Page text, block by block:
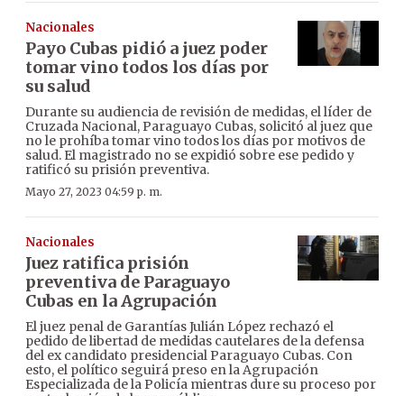
Nacionales
Payo Cubas pidió a juez poder
tomar vino todos los días por
su salud
Durante su audiencia de revisión de medidas, el líder de
Cruzada Nacional, Paraguayo Cubas, solicitó al juez que
no le prohíba tomar vino todos los días por motivos de
salud. El magistrado no se expidió sobre ese pedido y
ratificó su prisión preventiva.
Mayo 27, 2023 04:59 p. m.
Nacionales
Juez ratifica prisión
preventiva de Paraguayo
Cubas en la Agrupación
El juez penal de Garantías Julián López rechazó el
pedido de libertad de medidas cautelares de la defensa
del ex candidato presidencial Paraguayo Cubas. Con
esto, el político seguirá preso en la Agrupación
Especializada de la Policía mientras dure su proceso por